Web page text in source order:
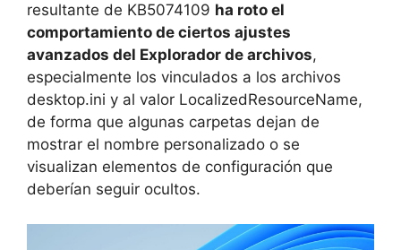
resultante de KB5074109 ha roto el
comportamiento de ciertos ajustes
avanzados del Explorador de archivos,
especialmente los vinculados a los archivos
desktop.ini y al valor LocalizedResourceName,
de forma que algunas carpetas dejan de
mostrar el nombre personalizado o se
visualizan elementos de configuración que
deberían seguir ocultos.